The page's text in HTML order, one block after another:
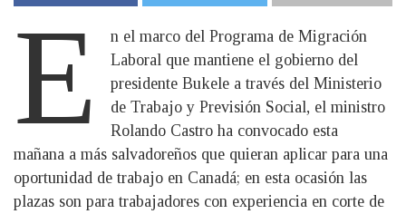
E
n el marco del Programa de Migración
Laboral que mantiene el gobierno del
presidente Bukele a través del Ministerio
de Trabajo y Previsión Social, el ministro
Rolando Castro ha convocado esta
mañana a más salvadoreños que quieran aplicar para una
oportunidad de trabajo en Canadá; en esta ocasión las
plazas son para trabajadores con experiencia en corte de